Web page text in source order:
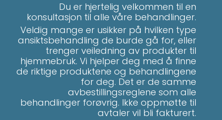
Du er hjertelig velkommen til en
konsultasjon til alle våre behandlinger.
Veldig mange er usikker på hvilken type
ansiktsbehandling de burde gå for, eller
trenger veiledning av produkter til
hjemmebruk. Vi hjelper deg med å finne
de riktige produktene og behandlingene
for deg. Det er de samme
avbestillingsreglene som alle
behandlinger forøvrig. Ikke oppmøtte til
avtaler vil bli fakturert.